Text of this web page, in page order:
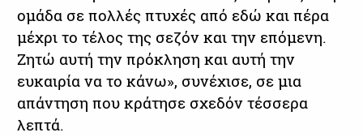
ομάδα σε πολλές πτυχές από εδώ και πέρα
μέχρι το τέλος της σεζόν και την επόμενη.
Ζητώ αυτή την πρόκληση και αυτή την
ευκαιρία να το κάνω», συνέχισε, σε μια
απάντηση που κράτησε σχεδόν τέσσερα
λεπτά.